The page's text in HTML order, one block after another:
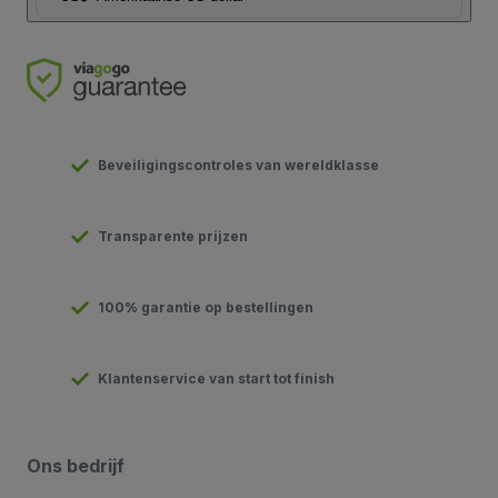
Beveiligingscontroles van wereldklasse
Transparente prijzen
100% garantie op bestellingen
Klantenservice van start tot finish
Ons bedrijf